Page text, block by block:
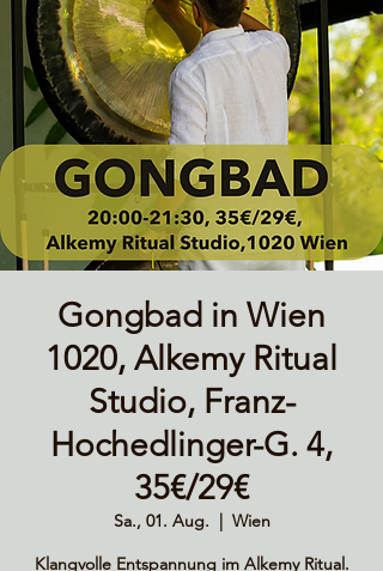
Gongbad in Wien
1020, Alkemy Ritual
Studio, Franz-
Hochedlinger-G. 4,
35€/29€
Sa., 01. Aug.
Wien
Klangvolle Entspannung im Alkemy Ritual.